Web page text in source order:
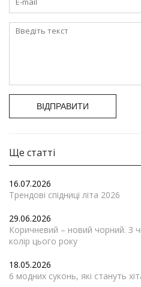
ВІДПРАВИТИ
Ще статті
16.07.2026
Трендові спідниці літа 2026
29.06.2026
Коричневий – новий чорний. З
колір цього року
18.05.2026
6 модних суконь, які стануть